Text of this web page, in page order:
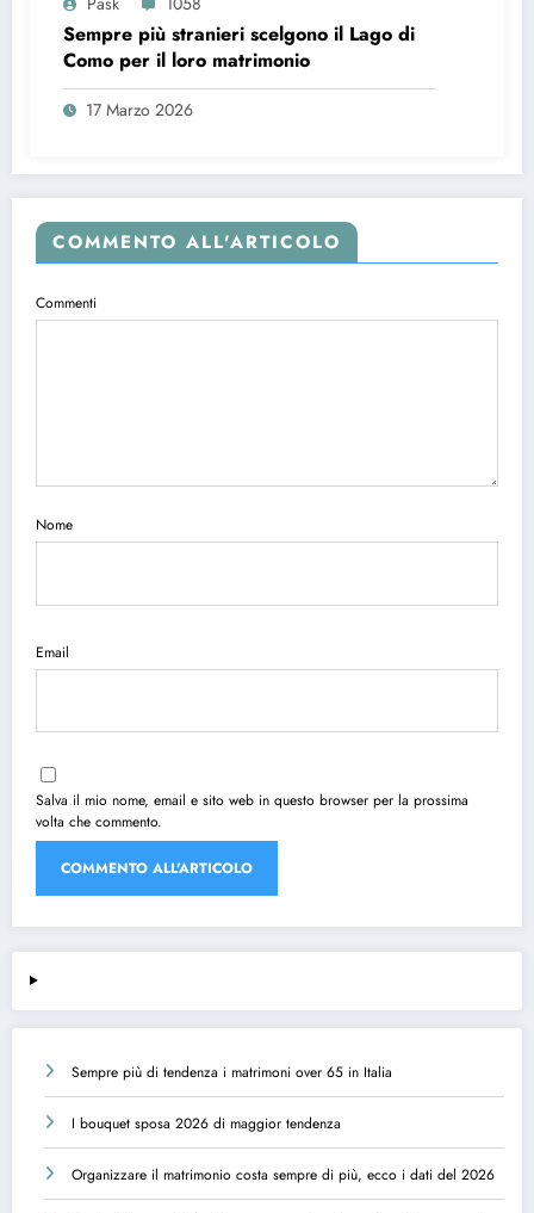
Sempre più stranieri scelgono il Lago di
Como per il loro matrimonio
17 Marzo 2026
COMMENTO ALL'ARTICOLO
Commenti
Nome
Email
Salva il mio nome, email e sito web in questo browser per la prossima
volta che commento.
Sempre più di tendenza i matrimoni over 65 in Italia
I bouquet sposa 2026 di maggior tendenza
Organizzare il matrimonio costa sempre di più, ecco i dati del 2026